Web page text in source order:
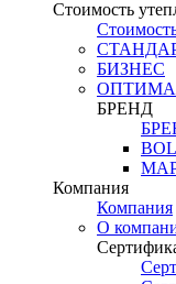
Стоимость
БИЗНЕС
ОПТИМА
БРЕНД
Компания
Компания
О